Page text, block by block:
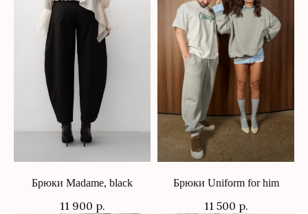
Брюки Madame, black
11 900 р.
Брюки Uniform for him
11 500 р.